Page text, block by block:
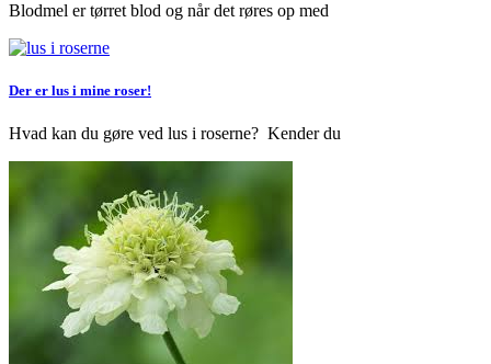
Blodmel er tørret blod og når det røres op med
Der er lus i mine roser!
Hvad kan du gøre ved lus i roserne? Kender du